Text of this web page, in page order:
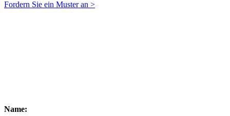
Fordern Sie ein Muster an >
Name: